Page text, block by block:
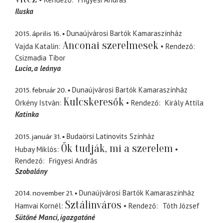
Iluska
2015. április 16.
Dunaújvárosi Bartók Kamaraszínház
Vajda Katalin Anconai szerelmesek
Rendező
Csizmadia Tibor
Lucia a leánya
2015. február 20.
Dunaújvárosi Bartók Kamaraszínház
Örkény István Kulcskeresők Rendező
Király Attila
Katinka
2015. január 31.
Budaörsi Latinovits Színház
Hubay Miklós Ők tudják, mi a szerelem
Rendező
Frigyesi András
Szobalány
2014. november 21.
Dunaújvárosi Bartók Kamaraszínház
Hamvai Kornél Sztálinváros Rendező
Tóth József
Sütőné Manci igazgatóné